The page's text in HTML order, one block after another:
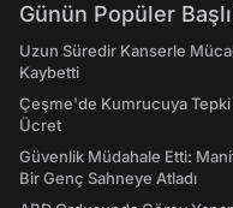
Günün Popüler
Uzun Süredir Kanserle
Kaybetti
Çeşme'de Kumrucuya Tepki
Ücret
Güvenlik Müdahale Etti:
Bir Genç Sahneye Atladı